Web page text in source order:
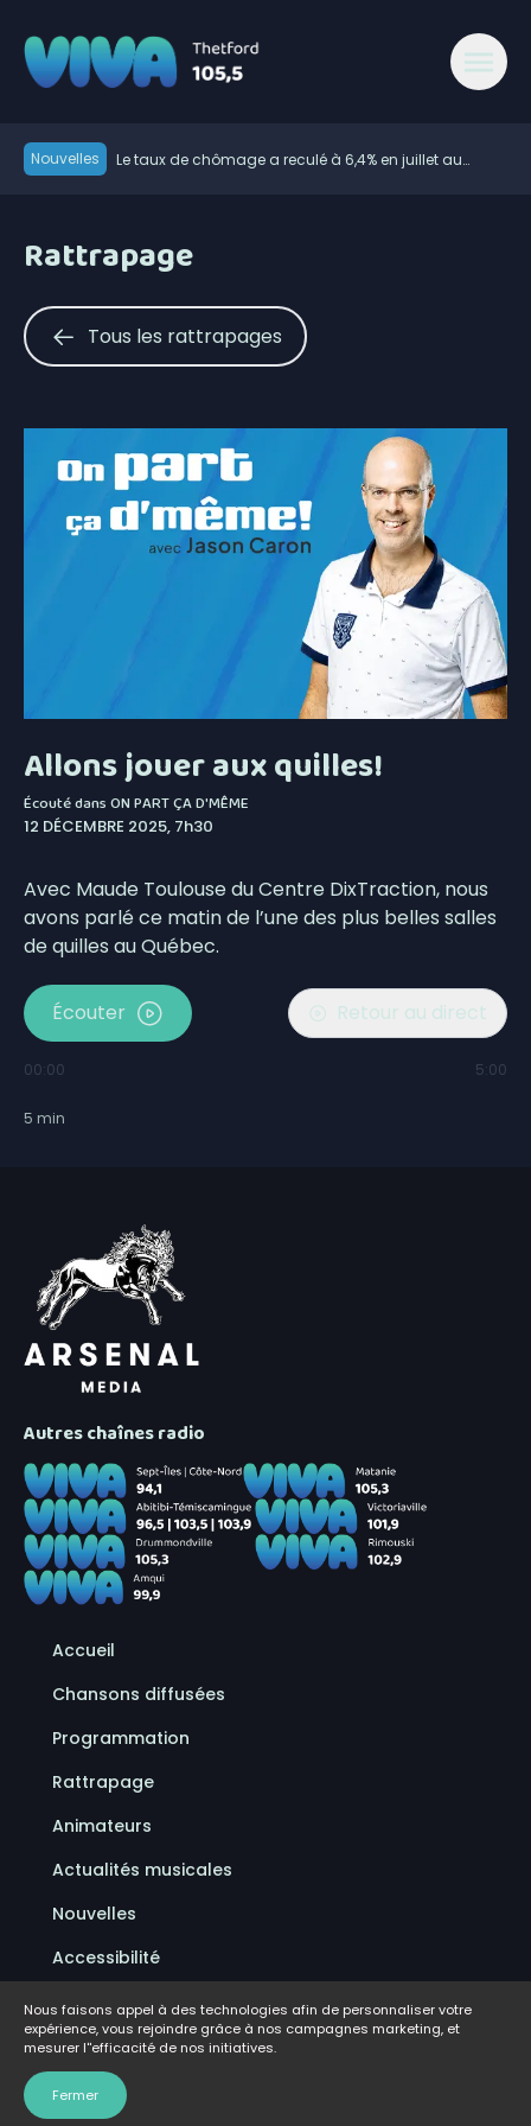
Nouvelles
Le taux de chômage a reculé à 6,4% en juillet au
Christine Fréchette
600 embarcations vérifiées lors de l’Opération
de campagne
La route du Rang 9 à Saint-Pierre-de-Broughton
fermée ce jeudi
Nouvelle convention collective dans le secteur de la
L’heure est aux bilans pour Roxanne Bédard
Près de 400 véhicules volés retrouvés en 2025
Rattrapage
Tous les rattrapages
Allons jouer aux quilles!
Écouté dansON PART ÇA D'MÊME
12 DÉCEMBRE 2025, 7h30
Avec Maude Toulouse du Centre DixTraction, nous
avons parlé ce matin de l’une des plus belles salles
de quilles au Québec.
Écouter Retour au direct
00:00 5:00
5 min
Autres chaînes radio
Accueil
Chansons diffusées
Programmation
Rattrapage
Animateurs
Actualités musicales
Nouvelles
Accessibilité
Politique de confidentialité
Conditions d'utilisation
FAQ
Nous faisons appel à des technologies afin de personnaliser votre
expérience, vous rejoindre grâce à nos campagnes marketing, et
mesurer l''efficacité de nos initiatives.
Fermer